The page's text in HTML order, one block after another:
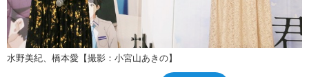
水野美紀、橋本愛【撮影：小宮山あきの】